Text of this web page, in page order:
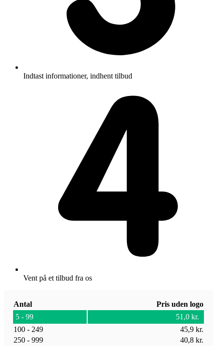
Indtast informationer, indhent tilbud
Vent på et tilbud fra os
Antal
Pris uden logo
5 - 99
51,0 kr.
100 - 249
45,9 kr.
250 - 999
40,8 kr.